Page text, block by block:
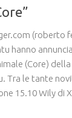
(roberto
hanno
(Core)
Tra le tante
15.10 Wily di